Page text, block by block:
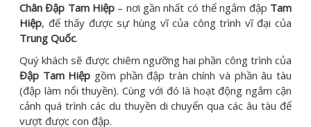
Chân Đập Tam Hiệp – nơi gần nhất có thể ngắm đập Tam
Hiệp, để thấy được sự hùng vĩ của công trình vĩ đại của
Trung Quốc.
Quý khách sẽ được chiêm ngưỡng hai phần công trình của
Đập Tam Hiệp gồm phần đập tràn chính và phần âu tàu
(đập làm nổi thuyền). Cùng với đó là hoạt động ngắm cận
cảnh quá trình các du thuyền di chuyển qua các âu tàu để
vượt được con đập.